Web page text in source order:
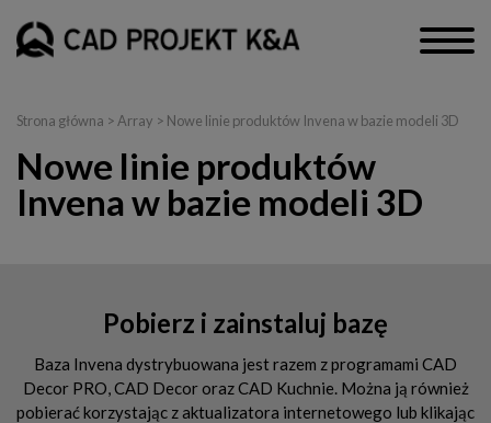
Strona główna > Array > Nowe linie produktów Invena w bazie modeli 3D
Nowe linie produktów
Invena w bazie modeli 3D
Pobierz i zainstaluj bazę
Baza Invena dystrybuowana jest razem z programami CAD
Decor PRO, CAD Decor oraz CAD Kuchnie. Można ją również
pobierać korzystając z aktualizatora internetowego lub klikając